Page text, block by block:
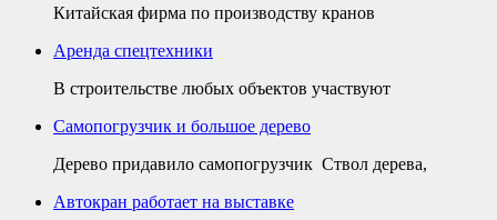
Китайская фирма по производству кранов
Аренда спецтехники
В строительстве любых объектов участвуют
Самопогрузчик и большое дерево
Дерево придавило самопогрузчик Ствол дерева,
Автокран работает на выставке